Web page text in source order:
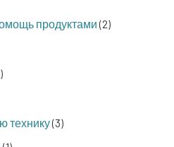
продуктами(2)
технику(3)